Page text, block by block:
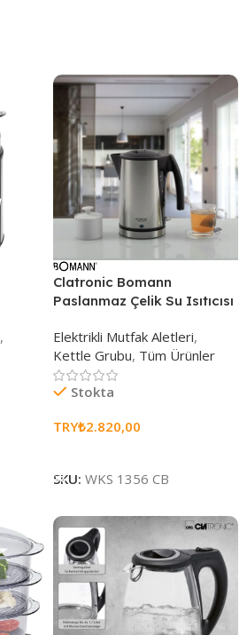
,
Clatronic Bomann
Paslanmaz Çelik Su Isıtıcısı
Elektrikli Mutfak Aletleri,
Kettle Grubu, Tüm Ürünler
Stokta
TRY₺2.820,00
SKU: WKS 1356 CB